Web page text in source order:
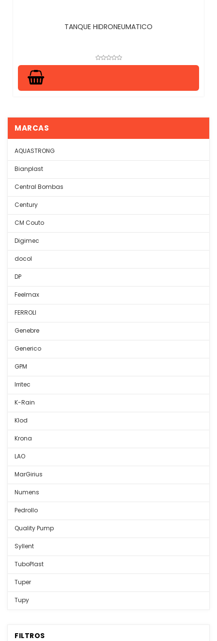
TANQUE HIDRONEUMATICO
MARCAS
AQUASTRONG
Bianplast
Central Bombas
Century
CM Couto
Digimec
docol
DP
Feelmax
FERROLI
Genebre
Generico
GPM
Irritec
K-Rain
Klod
Krona
LAO
MarGirius
Numens
Pedrollo
Quality Pump
Syllent
TuboPlast
Tuper
Tupy
FILTROS